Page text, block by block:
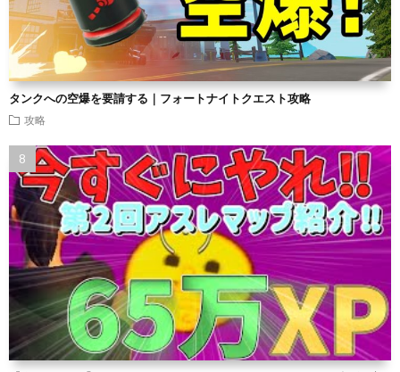
タンクへの空爆を要請する｜フォートナイトクエスト攻略
攻略